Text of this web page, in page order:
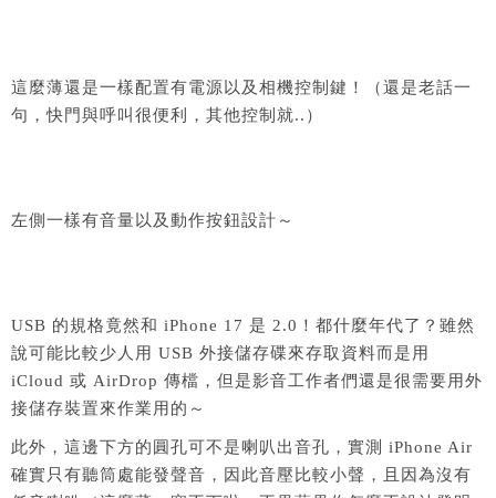
這麼薄還是一樣配置有電源以及相機控制鍵！（還是老話一
句，快門與呼叫很便利，其他控制就..）
左側一樣有音量以及動作按鈕設計～
USB 的規格竟然和 iPhone 17 是 2.0！都什麼年代了？雖然
說可能比較少人用 USB 外接儲存碟來存取資料而是用
iCloud 或 AirDrop 傳檔，但是影音工作者們還是很需要用外
接儲存裝置來作業用的～
此外，這邊下方的圓孔可不是喇叭出音孔，實測 iPhone Air
確實只有聽筒處能發聲音，因此音壓比較小聲，且因為沒有